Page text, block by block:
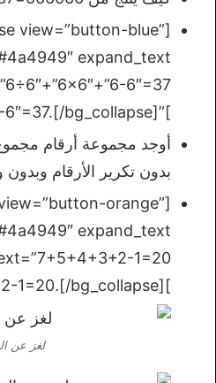
view=”button-blue”
]”6÷6″+”6×6″+”6-6″=37.[/bg_collapse]
أوجد مجموعة أرقام
بدون تكرير الأرقام
orange”
]7+5+4+3+2-1=20.[/bg_collapse]
لغز عن